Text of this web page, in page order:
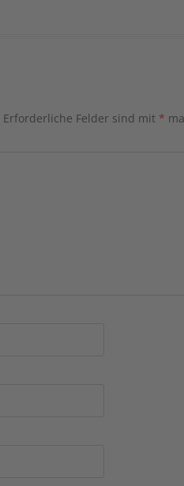
Erforderliche Felder sind mit *